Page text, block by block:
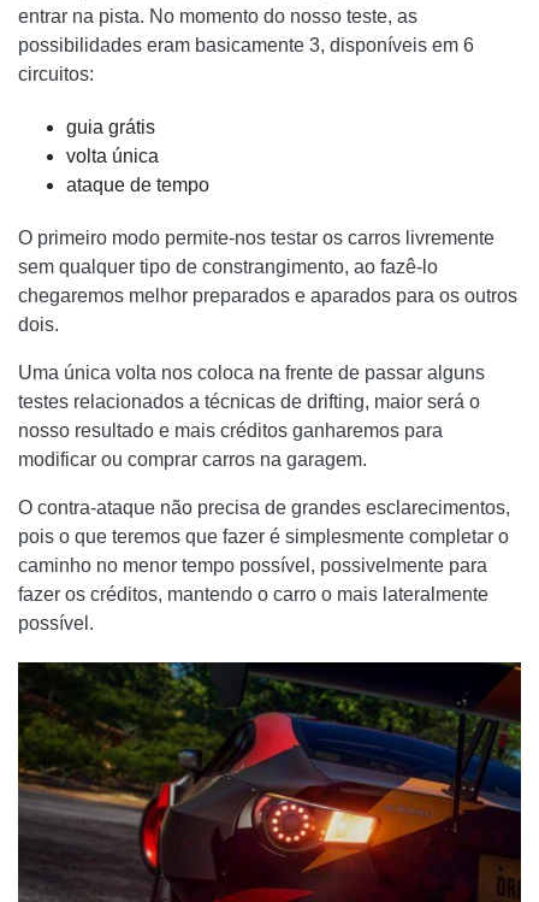
entrar na pista. No momento do nosso teste, as
possibilidades eram basicamente 3, disponíveis em 6
circuitos:
guia grátis
volta única
ataque de tempo
O primeiro modo permite-nos testar os carros livremente
sem qualquer tipo de constrangimento, ao fazê-lo
chegaremos melhor preparados e aparados para os outros
dois.
Uma única volta nos coloca na frente de passar alguns
testes relacionados a técnicas de drifting, maior será o
nosso resultado e mais créditos ganharemos para
modificar ou comprar carros na garagem.
O contra-ataque não precisa de grandes esclarecimentos,
pois o que teremos que fazer é simplesmente completar o
caminho no menor tempo possível, possivelmente para
fazer os créditos, mantendo o carro o mais lateralmente
possível.